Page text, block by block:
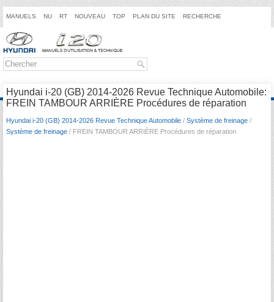
MANUELS NU RT NOUVEAU TOP PLAN DU SITE RECHERCHE
Hyundai i-20 (GB) 2014-2026 Revue Technique Automobile:
FREIN TAMBOUR ARRIÈRE Procédures de réparation
Hyundai i-20 (GB) 2014-2026 Revue Technique Automobile / Système de freinage /
Système de freinage / FREIN TAMBOUR ARRIÈRE Procédures de réparation